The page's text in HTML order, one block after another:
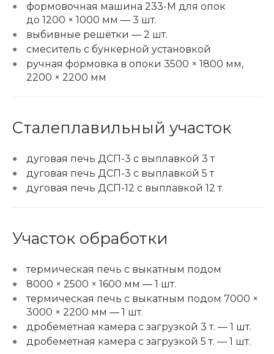
формовочная машина 233-М для опок
до 1200 × 1000 мм — 3 шт.
выбивные решётки — 2 шт.
смеситель с бункерной установкой
ручная формовка в опоки 3500 × 1800 мм,
2200 × 2200 мм
Сталеплавильный участок
дуговая печь ДСП-3 с выплавкой 3 т
дуговая печь ДСП-3 с выплавкой 5 т
дуговая печь ДСП-12 с выплавкой 12 т
Участок обработки
термическая печь с выкатным подом
8000 × 2500 × 1600 мм — 1 шт.
термическая печь с выкатным подом 7000 ×
3000 × 2200 мм — 1 шт.
дробемётная камера с загрузкой 3 т. — 1 шт.
дробемётная камера с загрузкой 5 т. — 1 шт.